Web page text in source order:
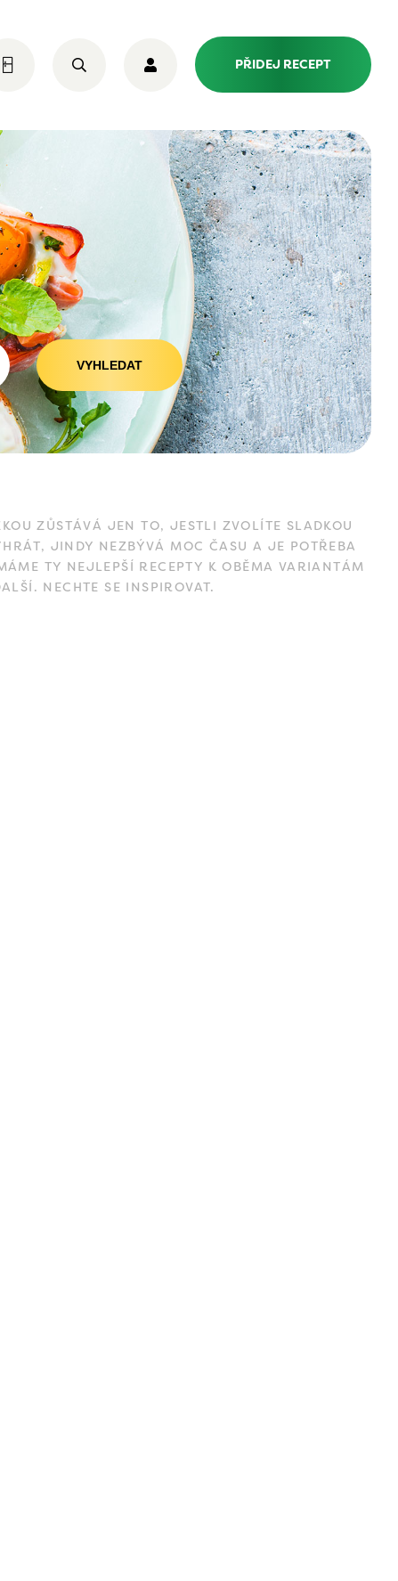
PŘIDEJ RECEPT
VYHLEDAT
ZŮSTÁVÁ JEN TO, JESTLI ZVOLÍTE SLADKOU
JINDY NEZBÝVÁ MOC ČASU A JE POTŘEBA
TY NEJLEPŠÍ RECEPTY K OBĚMA VARIANTÁM
NECHTE SE INSPIROVAT.